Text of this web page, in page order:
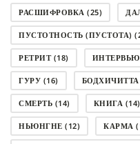
РАСШИФРОВКА (25)
ПУСТОТНОСТЬ (ПУСТОТА)
РЕТРИТ(18) ИНТЕРВЬЮ
ГУРУ (16) БОДХИЧИТТА
СМЕРТЬ (14) КНИГА (14)
НЬЮНГНЕ (12) КАРМА